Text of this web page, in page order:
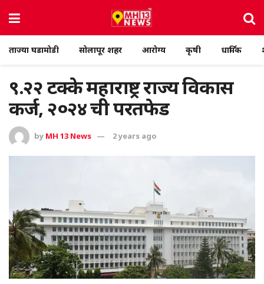
ताज्या घडामोडी सोलापूर शहर आरोग्य कृषी धार्मिक
९.२२ टक्के महाराष्ट्र राज्य विकास
कर्ज, २०२४ ची परतफेड
by MH 13 News 2 years ago